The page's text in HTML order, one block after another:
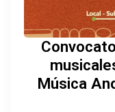
Música